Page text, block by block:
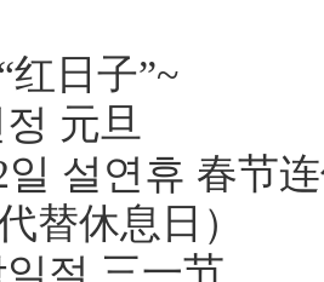
红日子”~
元旦
일 설연휴 春节
替休息日）
절 三一节